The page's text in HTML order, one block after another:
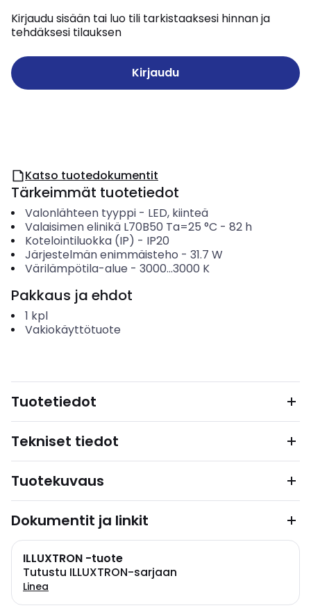
Kirjaudu sisään tai luo tili tarkistaaksesi hinnan ja
tehdäksesi tilauksen
Kirjaudu
Katso tuotedokumentit
Tärkeimmät tuotetiedot
Valonlähteen tyyppi- LED, kiinteä
Valaisimen elinikä L70B50 Ta=25 °C - 82 h
Kotelointiluokka (IP) - IP20
Järjestelmän enimmäisteho - 31.7 W
Värilämpötila-alue - 3000...3000 K
Pakkaus ja ehdot
1 kpl
Vakiokäyttötuote
Tuotetiedot
Tekniset tiedot
Tuotekuvaus
Dokumentit ja linkit
ILLUXTRON -tuote
Tutustu ILLUXTRON-sarjaan
Linea